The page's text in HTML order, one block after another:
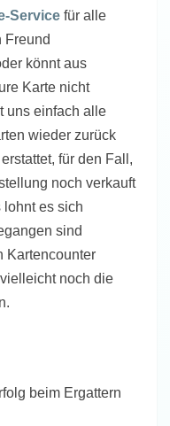
Service für alle
Freund
könnt aus
Karte nicht
uns einfach alle
wieder zurück
für den Fall,
noch verkauft
lohnt es sich
sind
Kartencounter
noch die
beim Ergattern